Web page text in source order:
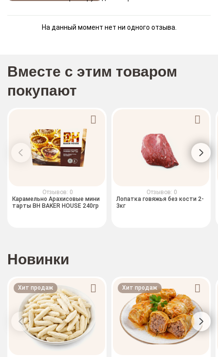
На данный момент нет ни одного отзыва.
Вместе с этим товаром
покупают
Отзывов: 0
Карамельно Арахисовые мини
тарты BH BAKER HOUSE 240гр
Отзывов: 0
Лопатка говяжья без кости 2-
3кг
Новинки
Хит продаж Хит продаж